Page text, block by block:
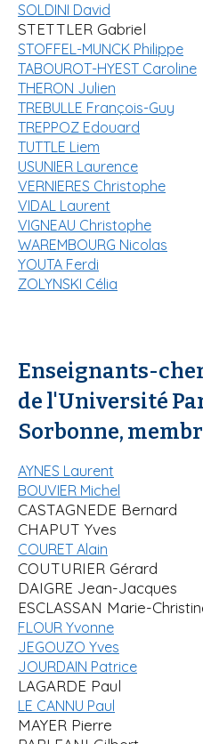
SOLDINI David
STETTLER Gabriel
STOFFEL-MUNCK Philippe
TABOUROT-HYEST Caroline
THERON Julien
TREBULLE François-Guy
TREPPOZ Edouard
TUTTLE Liem
USUNIER Laurence
VERNIERES Christophe
VIDAL Laurent
VIGNEAU Christophe
WAREMBOURG Nicolas
YOUTA Ferdi
ZOLYNSKI Célia
Enseignants-
de l'Université
Sorbonne,
AYNES Laurent
BOUVIER Michel
CASTAGNEDE Bernard
CHAPUT Yves
COURET Alain
COUTURIER Gérard
DAIGRE Jean-Jacques
ESCLASSAN Marie-
FLOUR Yvonne
JEGOUZO Yves
JOURDAIN Patrice
LAGARDE Paul
LE CANNU Paul
MAYER Pierre